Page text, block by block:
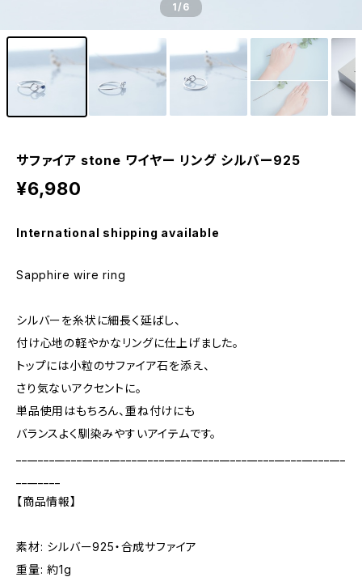
1/6
サファイア stone ワイヤー リング シルバー925
¥6,980
International shipping available
Sapphire wire ring
シルバーを糸状に細長く延ばし、
付け心地の軽やかなリングに仕上げました。
トップには小粒のサファイア石を添え、
さり気ないアクセントに。
単品使用はもちろん、重ね付けにも
バランスよく馴染みやすいアイテムです。
【商品情報】
素材: シルバー925・合成サファイア
重量: 約1g